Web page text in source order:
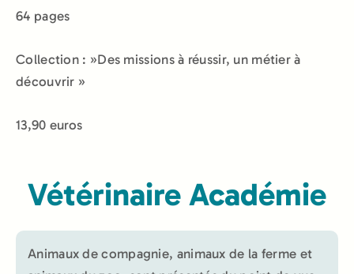
64 pages
Collection : »Des missions à réussir, un métier à
découvrir »
13,90 euros
Vétérinaire Académie
Animaux de compagnie, animaux de la ferme et